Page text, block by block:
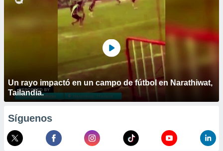
Un rayo impactó en un campo de fútbol en Narathiwat,
Tailandia.
Síguenos